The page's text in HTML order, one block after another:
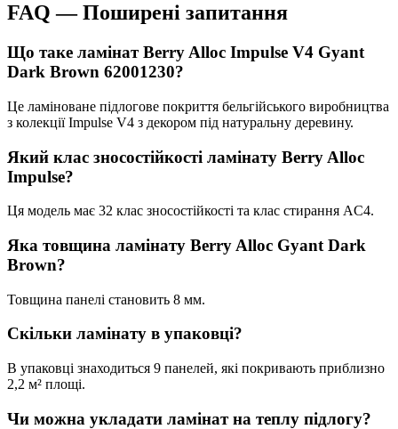
FAQ — Поширені запитання
Що таке ламінат Berry Alloc Impulse V4 Gyant
Dark Brown 62001230?
Це ламіноване підлогове покриття бельгійського виробництва
з колекції Impulse V4 з декором під натуральну деревину.
Який клас зносостійкості ламінату Berry Alloc
Impulse?
Ця модель має 32 клас зносостійкості та клас стирання AC4.
Яка товщина ламінату Berry Alloc Gyant Dark
Brown?
Товщина панелі становить 8 мм.
Скільки ламінату в упаковці?
В упаковці знаходиться 9 панелей, які покривають приблизно
2,2 м² площі.
Чи можна укладати ламінат на теплу підлогу?